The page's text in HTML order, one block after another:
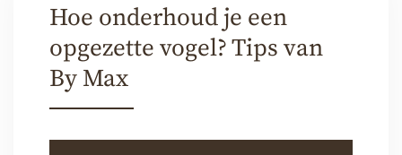
Hoe onderhoud je een
opgezette vogel? Tips van
By Max